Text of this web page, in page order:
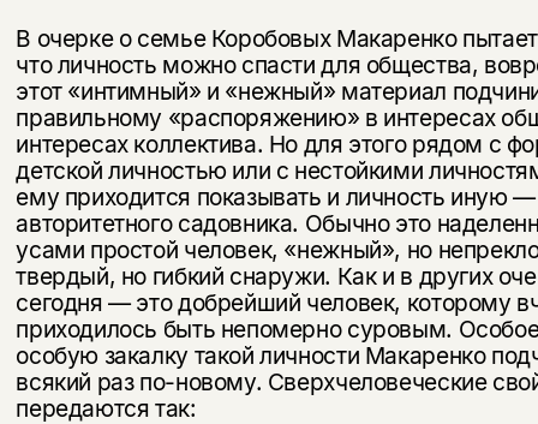
В очерке о семье Коробовых Макаренко
что личность можно спасти для общества,
этот «интимный» и «нежный» материал
правильному «распоряжению» в интересах
интересах коллектива. Но для этого рядом с
детской личностью или с нестойкими
ему приходится пока­зывать и личность иную —
авторитетного садовника. Обычно это
усами простой человек, «нежный», но
твердый, но гибкий снаружи. Как и в других
сего­дня — это добрейший человек, которому
приходилось быть непомерно суровым.
особую закалку такой личности Макаренко
всякий раз по-новому. Сверхчеловеческие
пе­редаются так: